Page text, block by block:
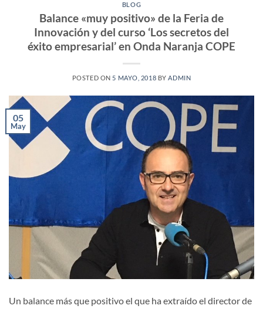
BLOG
Balance «muy positivo» de la Feria de
Innovación y del curso ‘Los secretos del
éxito empresarial’ en Onda Naranja COPE
POSTED ON 5 MAYO, 2018 BYADMIN
05
May
Un balance más que positivo el que ha extraído el director de